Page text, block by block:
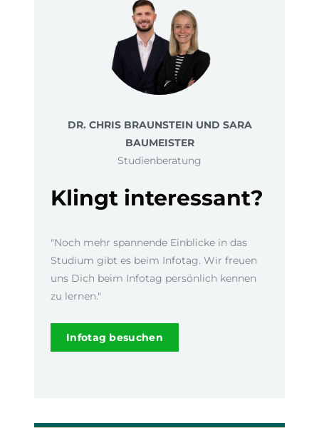
DR. CHRIS BRAUNSTEIN UND SARA
BAUMEISTER
Studienberatung
Klingt interessant?
"Noch mehr spannende Einblicke in das
Studium gibt es beim Infotag. Wir freuen
uns Dich beim Infotag persönlich kennen
zu lernen."
Infotag besuchen